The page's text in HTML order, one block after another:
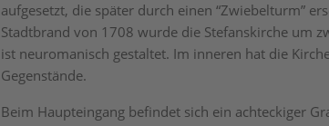
aufgesetzt, die später durch einen “Zwiebelturm”
Stadtbrand von 1708 wurde die Stefanskirche um
ist neuromanisch gestaltet. Im inneren hat die
Gegenstände.
Beim Haupteingang befindet sich ein achteckiger